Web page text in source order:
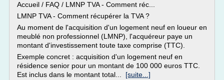
Accueil / FAQ / LMNP TVA - Comment réc...
LMNP TVA - Comment récupérer la TVA ?
Au moment de l'acquisition d'un logement neuf en loueur en
meublé non professionnel (LMNP), l'acquéreur paye un
montant d'investissement toute taxe comprise (TTC).
Exemple concret : acquisition d'un logement neuf en
résidence senior pour un montant de 100 000 euros TTC.
Est inclus dans le montant total... [suite...]